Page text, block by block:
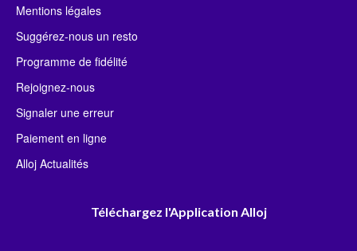
Mentions légales
Suggérez-nous un resto
Programme de fidélité
Rejoignez-nous
Signaler une erreur
Paiement en ligne
Alloj Actualités
Téléchargez l'Application Alloj